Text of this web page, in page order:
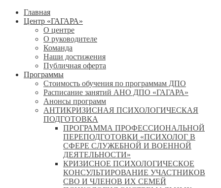
Главная
Центр «ГАГАРА»
О центре
О руководителе
Команда
Наши достижения
Публичная оферта
Программы
Стоимость обучения по программам ДПО
Расписание занятий АНО ДПО «ГАГАРА»
Анонсы программ
АНТИКРИЗИСНАЯ ПСИХОЛОГИЧЕСКАЯ
ПОДГОТОВКА
ПРОГРАММА ПРОФЕССИОНАЛЬНОЙ
ПЕРЕПОДГОТОВКИ «ПСИХОЛОГ В
СФЕРЕ СЛУЖЕБНОЙ И ВОЕННОЙ
ДЕЯТЕЛЬНОСТИ»
КРИЗИСНОЕ ПСИХОЛОГИЧЕСКОЕ
КОНСУЛЬТИРОВАНИЕ УЧАСТНИКОВ
СВО И ЧЛЕНОВ ИХ СЕМЕЙ